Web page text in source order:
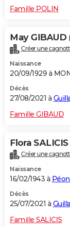
Famille POLIN
May GIBAUD
Créer une
Naissance
20/09/1929 à
Décès
27/08/2021 à
Famille GIBAUD
Flora SALICIS
Créer une
Naissance
16/02/1943 à
Décès
25/07/2021 à
Famille SALICIS